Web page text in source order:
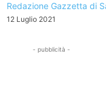
Redazione Gazzetta di
12 Luglio 2021
- pubblicità -